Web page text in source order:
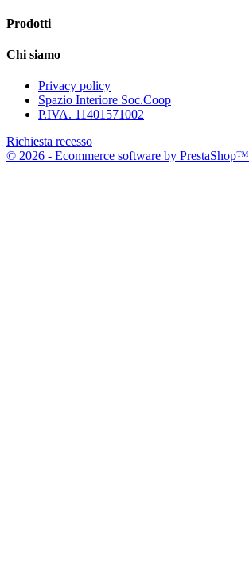
Prodotti
Chi siamo
Privacy policy
Spazio Interiore Soc.Coop
P.IVA. 11401571002
Richiesta recesso
© 2026 - Ecommerce software by PrestaShop™